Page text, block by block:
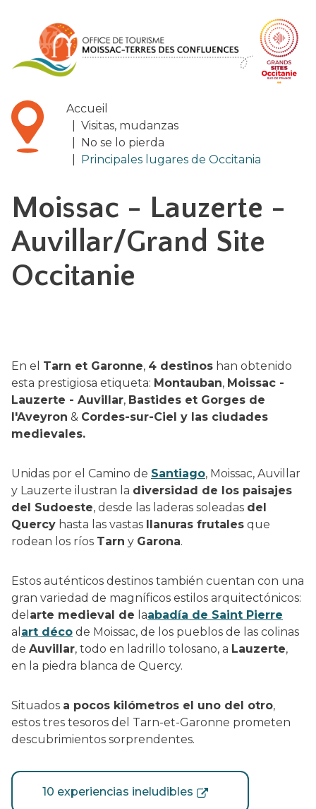
Accueil
Visitas, mudanzas
No se lo pierda
Principales lugares de Occitania
Moissac - Lauzerte -
Auvillar/Grand Site
Occitanie
En el Tarn et Garonne, 4 destinos han obtenido
esta prestigiosa etiqueta: Montauban, Moissac -
Lauzerte - Auvillar, Bastides et Gorges de
l'Aveyron & Cordes-sur-Ciel y las ciudades
medievales.
Unidas por el Camino de Santiago, Moissac, Auvillar
y Lauzerte ilustran la diversidad de los paisajes
del Sudoeste, desde las laderas soleadas del
Quercy hasta las vastas llanuras frutales que
rodean los ríos Tarn y Garona.
Estos auténticos destinos también cuentan con una
gran variedad de magníficos estilos arquitectónicos:
del arte medieval de laabadía de Saint Pierre
al art déco de Moissac, de los pueblos de las colinas
de Auvillar, todo en ladrillo tolosano, a Lauzerte,
en la piedra blanca de Quercy.
Situados a pocos kilómetros el uno del otro,
estos tres tesoros del Tarn-et-Garonne prometen
descubrimientos sorprendentes.
10 experiencias ineludibles